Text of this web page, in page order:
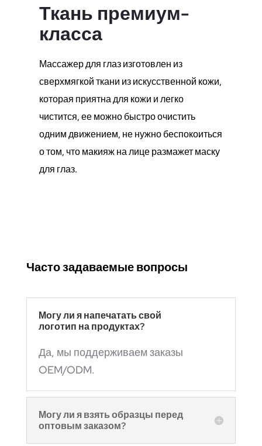
Ткань премиум-
класса
Массажер для глаз изготовлен из
сверхмягкой ткани из искусственной кожи,
которая приятна для кожи и легко
чистится, ее можно быстро очистить
одним движением, не нужно беспокоиться
о том, что макияж на лице размажет маску
для глаз.
Часто задаваемые вопросы
Могу ли я напечатать свой
логотип на продуктах?
Да, мы поддерживаем заказы
OEM/ODM.
Могу ли я взять образцы перед
оптовым заказом?